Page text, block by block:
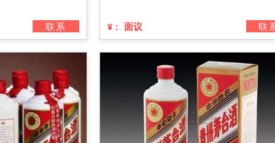
联系 ¥： 面议 联